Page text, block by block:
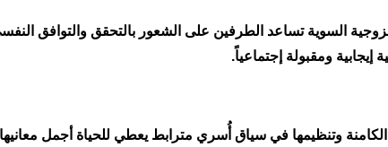
السوية تساعد الطرفين على الشعور بالتحقق والتوافق
ومقبولة إجتماعياً.
وتنظيمها في سياق أُسري مترابط يعطي للحياة أجمل